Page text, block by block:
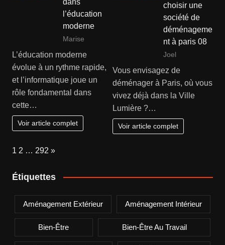
l’éducation
moderne
Marise
L’éducation moderne
évolue à un rythme rapide,
et l’informatique joue un
rôle fondamental dans
cette…
Voir article complet
choisir une
société de
déménageme
nt à paris 08
Joel
Vous envisagez de
déménager à Paris, où vous
vivez déjà dans la Ville
Lumière ?…
Voir article complet
Page:
1 2 … 292 Next
»
Étiquettes
Aménagement Extérieur Aménagement Intérieur
Bien-Être Bien-Être Au Travail